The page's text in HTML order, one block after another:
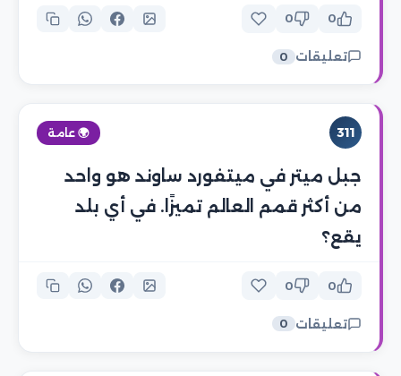
0
0
تعليقات 0
311 🌍 عامة
جبل ميتر في ميتفورد ساوند هو واحد
من أكثر قمم العالم تميزًا. في أي بلد
يقع؟
0
0
تعليقات 0